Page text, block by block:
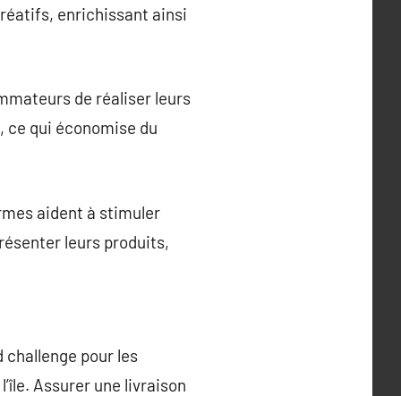
enrichissant ainsi
de réaliser leurs
ce qui économise du
aident à stimuler
leurs produits,
pour les
Assurer une livraison